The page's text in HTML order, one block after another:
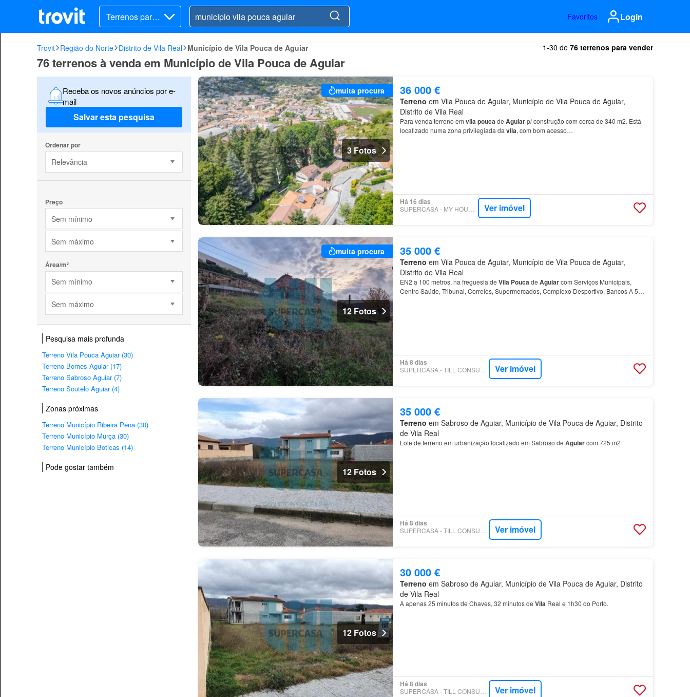
Terrenos para v
ender
Favoritos Login
Trovit Região do Norte Distrito de Vila Real Município de Vila Pouca de Aguiar 1-30 de 76 terrenos para vender
76 terrenos à venda em Município de Vila Pouca de Aguiar
Receba os novos anúncios por e-
mail
Salvar esta pesquisa
Ordenar por
Relevância
Preço
Sem mínimo
Sem máximo
Área/m²
Sem mínimo
Sem máximo
Pesquisa mais profunda
Terreno Vila Pouca Aguiar (30)
Terreno Bornes Aguiar (17)
Terreno Sabroso Aguiar (7)
Terreno Soutelo Aguiar (4)
Zonas próximas
Terreno Município Ribeira Pena (30)
Terreno Município Murça (30)
Terreno Município Boticas (14)
Pode gostar também
muita procura
3 Fotos
36 000 €
Terreno em Vila Pouca de Aguiar, Município de Vila Pouca de Aguiar,
Distrito de Vila Real
Para venda terreno em vilapoucade Aguiarp/ construção com cerca de 340 m2. Está
localizado numa zona privilegiada da vila, com bom acesso…
Há 16 dias
SUPERCASA - MY HOUSE IMOBILIARIA Ver imóvel
muita procura
12 Fotos
35 000 €
Terreno em Vila Pouca de Aguiar, Município de Vila Pouca de Aguiar,
Distrito de Vila Real
EN2 a 100 metros, na freguesia de Vila Poucade Aguiarcom Serviços Municipais,
Centro Saúde, Tribunal, Correios, Supermercados, Complexo Desportivo, Bancos A 5
Há 8 dias
SUPERCASA - TILL CONSULTORIA IMOBILIÁRIA Ver imóvel
12 Fotos
35 000 €
Terreno em Sabroso de Aguiar, Município de Vila Pouca de Aguiar, Distrito
de Vila Real
Lote de terreno em urbanização localizado em Sabroso de Aguiarcom 725 m2
Há 8 dias
SUPERCASA - TILL CONSULTORIA IMOBILIÁRIA Ver imóvel
12 Fotos
30 000 €
Terreno em Sabroso de Aguiar, Município de Vila Pouca de Aguiar, Distrito
de Vila Real
A apenas 25 minutos de Chaves, 32 minutos de Vila Real e 1h30 do Porto.
Há 8 dias
SUPERCASA - TILL CONSULTORIA IMOBILIÁRIA Ver imóvel